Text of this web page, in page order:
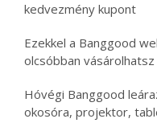
kedvezmény kupont
Ezekkel a Banggood
olcsóbban vásárolhatsz
Hóvégi Banggood
okosóra, projektor,